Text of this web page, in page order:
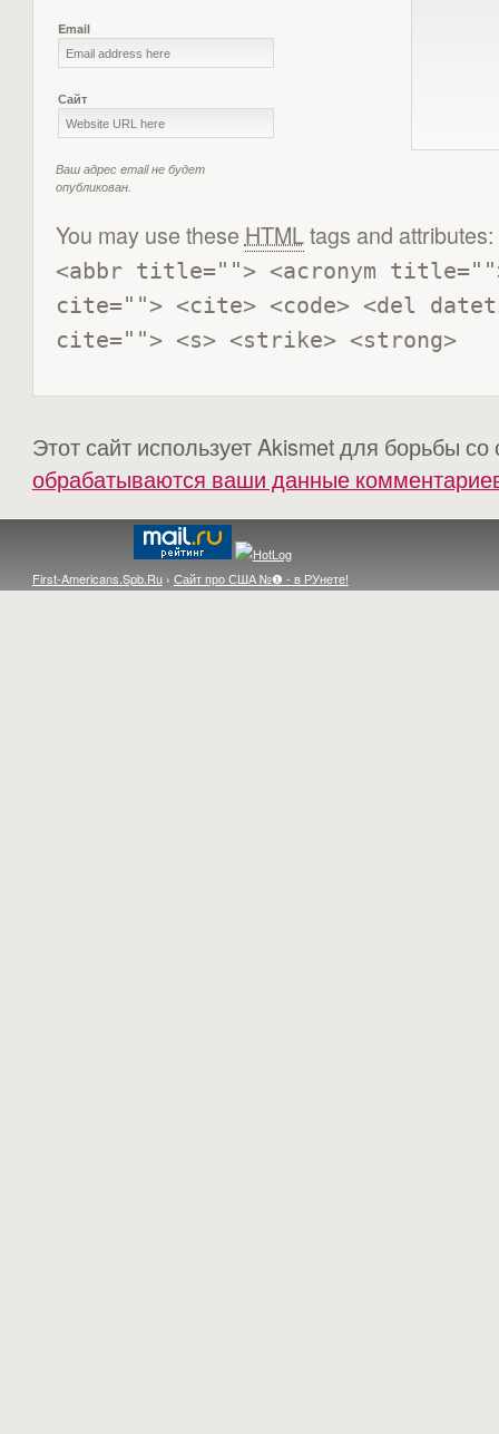
Email
Сайт
Ваш адрес email не будет
опубликован.
You may use these HTMLtags and attributes:
<abbr title=""> <acronym
cite=""> <cite> <code> <del
cite=""> <s> <strike> <strong>
Этот сайт использует Akismet для борьбы
обрабатываются ваши данные
First-Americans.Spb.Ru› Сайт про США №❶ - в РУнете!